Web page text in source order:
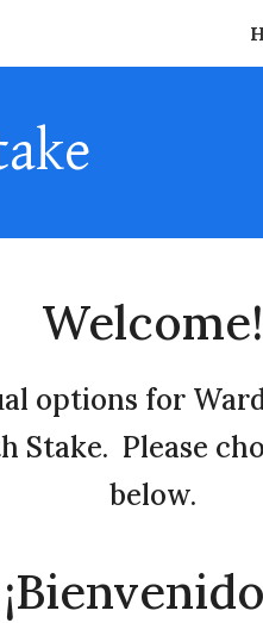
Welcome!
options for
Stake. Please
below.